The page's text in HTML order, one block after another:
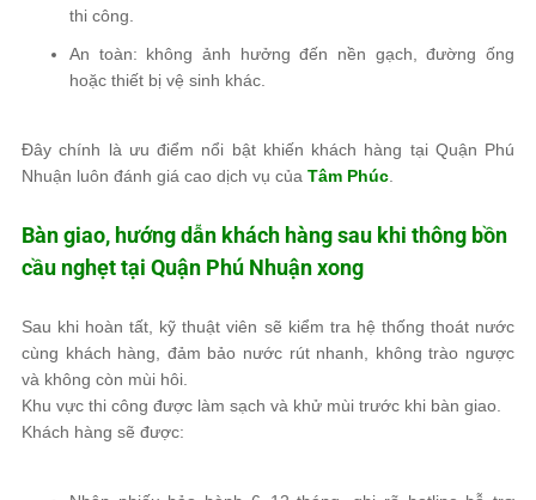
thi công.
An toàn: không ảnh hưởng đến nền gạch, đường ống
hoặc thiết bị vệ sinh khác.
Đây chính là ưu điểm nổi bật khiến khách hàng tại Quận Phú
Nhuận luôn đánh giá cao dịch vụ của Tâm Phúc
Bàn giao, hướng dẫn khách hàng sau khi thông bồn
cầu nghẹt tại Quận Phú Nhuận xong
Sau khi hoàn tất, kỹ thuật viên sẽ kiểm tra hệ thống thoát nước
cùng khách hàng, đảm bảo nước rút nhanh, không trào ngược
và không còn mùi hôi.
Khu vực thi công được làm sạch và khử mùi trước khi bàn giao.
Khách hàng sẽ được: